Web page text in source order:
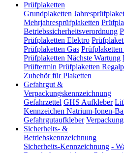
Prüfplaketten
Grundplaketten
Mehrjahresprüfplaketten
Betriebssicherheitsverordnung
Prüfplaketten Elektro
Prüfplaketten Gas
Prüfplaketten Nächste Wartung
Prüftermin Prüfplaketten
Zubehör für Plaketten
Gefahrgut &
Verpackungskennzeichnung
Gefahrzettel GHS Aufkleber
Kennzeichen Natrium-Ionen-
Gefahrgutaufkleber
Sicherheits- &
Betriebskennzeichnung
Sicherheits-Kennzeichnung -